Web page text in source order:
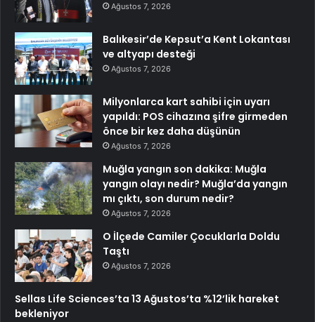
Ağustos 7, 2026
Balıkesir’de Kepsut’a Kent Lokantası
ve altyapı desteği
Ağustos 7, 2026
Milyonlarca kart sahibi için uyarı
yapıldı: POS cihazına şifre girmeden
önce bir kez daha düşünün
Ağustos 7, 2026
Muğla yangın son dakika: Muğla
yangın olayı nedir? Muğla’da yangın
mı çıktı, son durum nedir?
Ağustos 7, 2026
O İlçede Camiler Çocuklarla Doldu
Taştı
Ağustos 7, 2026
Sellas Life Sciences’ta 13 Ağustos’ta %12’lik hareket
bekleniyor